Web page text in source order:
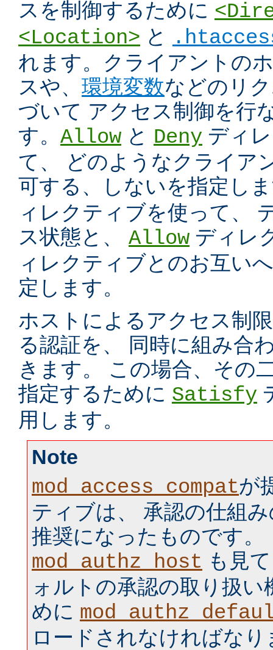
スを制御するために
<Location> と
れます。クライアントの
スや、 環境変数などのリ
づいて アクセス制御を行
す。 Allow と Deny ディ
て、 どのようなクライア
可する、しないを指定し
ィレクティブを使って、
ス状態と、 Allow ディレ
ィレクティブとのお互い
定します。
ホストによるアクセス制
る認証を、 同時に組み合
きます。 この場合、その
指定するために Satisfy
用します。
Note
mod_access_compatが
ティブは、 承認の仕組
推奨になったものです。
mod_authz_host も見
ォルトの承認の取り扱
めに
ロードされなければなり